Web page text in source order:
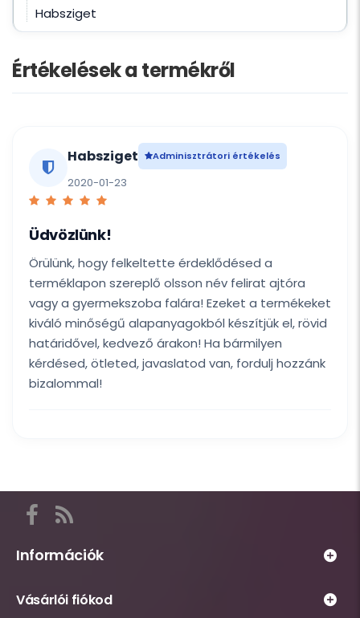
Habsziget
Értékelések a termékről
Habsziget Adminisztrátori értékelés
2020-01-23
Üdvözlünk!
Örülünk, hogy felkeltette érdeklődésed a
terméklapon szereplő olsson név felirat ajtóra
vagy a gyermekszoba falára! Ezeket a termékeket
kiváló minőségű alapanyagokból készítjük el, rövid
határidővel, kedvező árakon! Ha bármilyen
kérdésed, ötleted, javaslatod van, fordulj hozzánk
bizalommal!
találod
Habsziget
csatornáit,
Információk
működésével
Vásárlói fiókod